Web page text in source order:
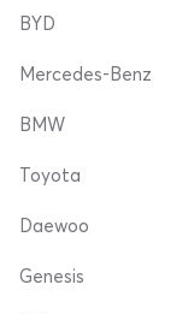
BYD
Mercedes-Benz
BMW
Toyota
Daewoo
Genesis